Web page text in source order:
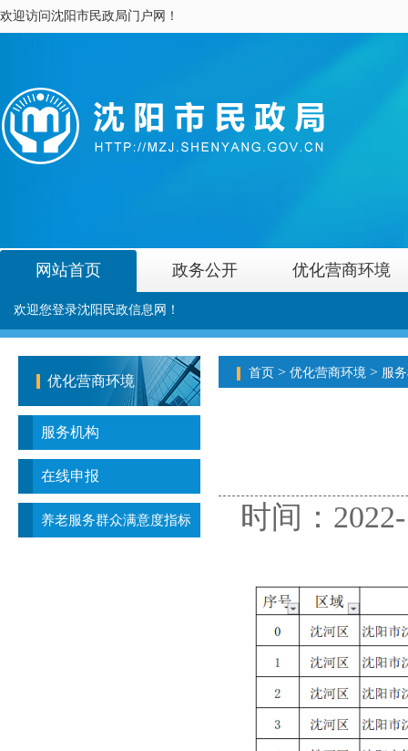
欢迎访问沈阳市民政局门户网！
网站首页 政务公开 优化营商环境
欢迎您登录沈阳民政信息网！
优化营商环境
服务机构
在线申报
养老服务群众满意度指标
首页 > 优化营商环境 > 服
时间：